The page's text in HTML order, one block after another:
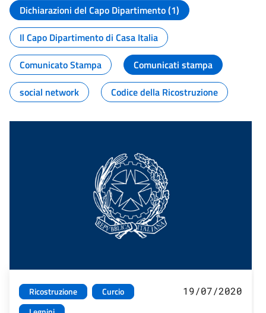
Dichiarazioni del Capo Dipartimento (1)
Il Capo Dipartimento di Casa Italia
Comunicato Stampa
Comunicati stampa
social network
Codice della Ricostruzione
Ricostruzione
Curcio
19/07/2020